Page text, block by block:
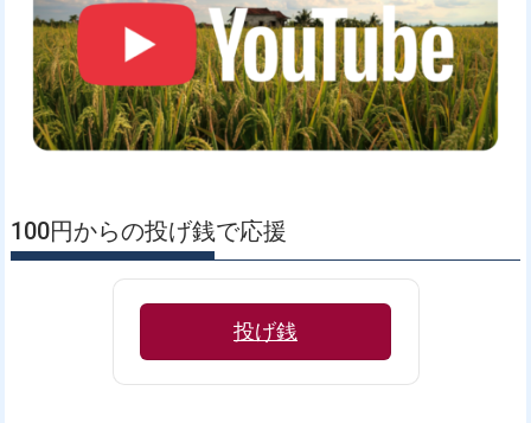
100円からの投げ銭で応援
投げ銭